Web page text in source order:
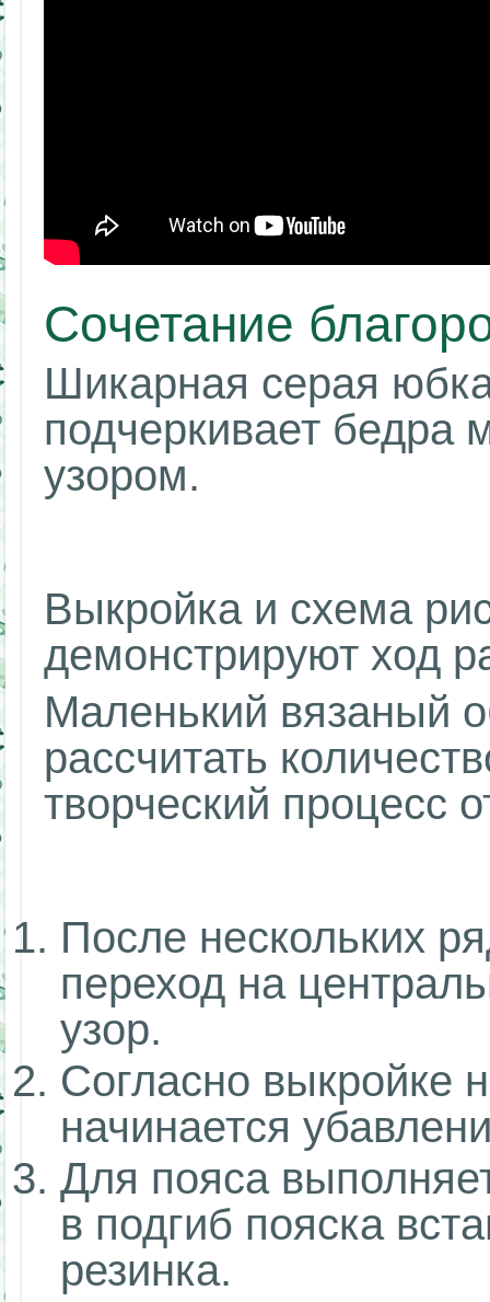
Сочетание
Шикарная серая
подчеркивает
узором.
Выкройка и схема
демонстрируют ход
Маленький вязаный
рассчитать
творческий процесс
После нескольких
переход на
узор.
Согласно выкройке
начинается
Для пояса
в подгиб пояска
резинка.